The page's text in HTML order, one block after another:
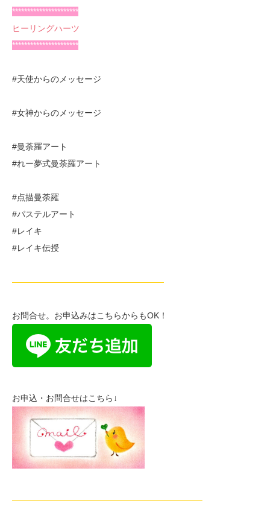
**********************
ヒーリングハーツ
**********************
#天使からのメッセージ
#女神からのメッセージ
#曼荼羅アート
#れー夢式曼荼羅アート
#点描曼荼羅
#パステルアート
#レイキ
#レイキ伝授
——————————————————
お問合せ。お申込みはこちらからもOK！
お申込・お問合せはこちら↓
——————————————————————–